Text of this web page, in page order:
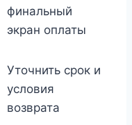
финальный
экран оплаты
Уточнить срок и
условия
возврата